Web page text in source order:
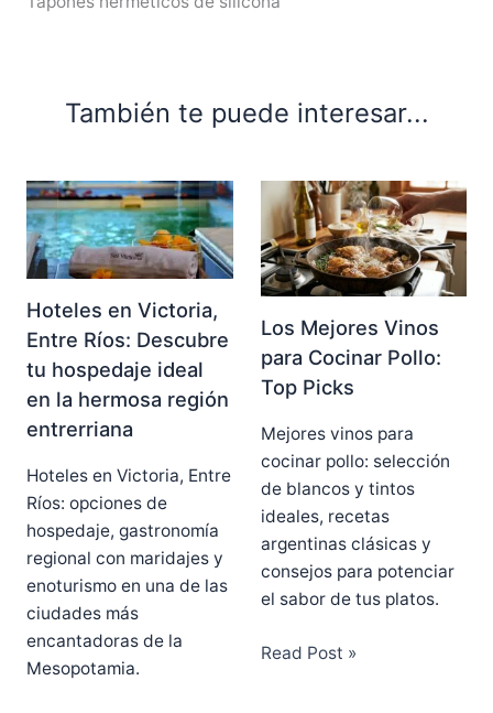
También te puede interesar...
Hoteles en Victoria,
Entre Ríos: Descubre
tu hospedaje ideal
en la hermosa región
entrerriana
Hoteles en Victoria, Entre
Ríos: opciones de
hospedaje, gastronomía
regional con maridajes y
enoturismo en una de las
ciudades más
encantadoras de la
Mesopotamia.
Los Mejores Vinos
para Cocinar Pollo:
Top Picks
Mejores vinos para
cocinar pollo: selección
de blancos y tintos
ideales, recetas
argentinas clásicas y
consejos para potenciar
el sabor de tus platos.
Read Post »